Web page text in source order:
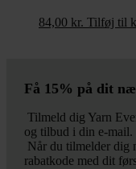
84,00 kr. Tilføj til
Få 15% på dit
Tilmeld dig Yarn
og tilbud i din e-mail.
Når du tilmelder dig
rabatkode med dit